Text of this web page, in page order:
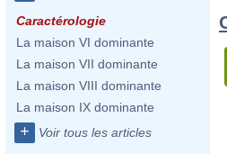
Caractérologie
La maison VI dominante
La maison VII dominante
La maison VIII dominante
La maison IX dominante
+ Voir tous les articles